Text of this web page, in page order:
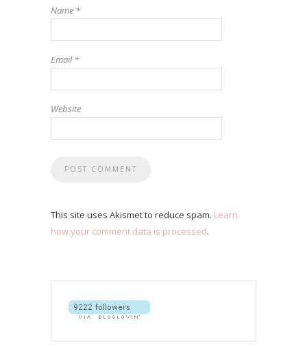
Name *
Email*
Website
This site uses Akismet to reduce spam. Learn
how your comment data is processed.